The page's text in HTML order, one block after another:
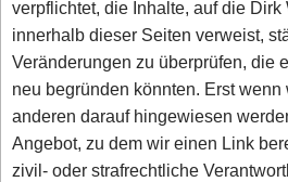
verpflichtet, die Inhalte, auf die
innerhalb dieser Seiten verweist,
Veränderungen zu überprüfen, die
neu begründen könnten. Erst
anderen darauf hingewiesen
Angebot, zu dem wir einen Link
zivil- oder strafrechtliche